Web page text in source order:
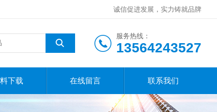
诚信促进发展，实力铸就品牌
服务热线：
13564243527
下载 在线留言 联系我们